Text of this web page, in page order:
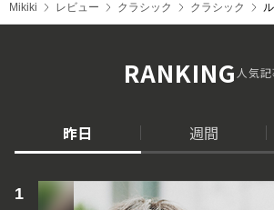
Mikiki レビュー クラシック クラシック
RANKING人気記
昨日 週間